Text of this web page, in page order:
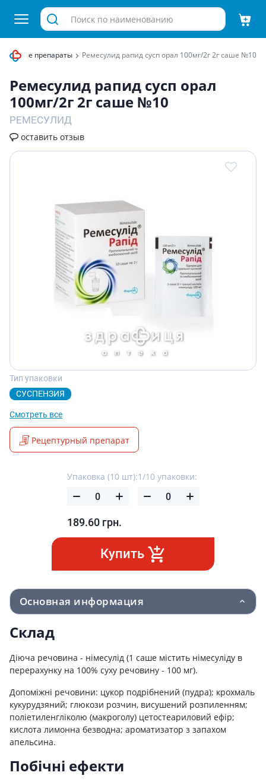
препараты Ремесулид рапид сусп орал 100мг/2г 2г саше №10
Ремесулид рапид сусп орал
100мг/2г 2г саше №10
РЕМЕСУЛИД
оставить отзыв
Тип упаковки
СУСПЕНЗИЯ
Смотреть все
Рецептурный препарат
Упаковка (10 шт):
189.60 грн.
1/10 упаковки:
Купить
Основная информация
Склад
Діюча речовина - німесулід (1 саше містить німесуліду в
перерахунку на 100% суху речовину - 100 мг).
Допоміжні речовини: цукор подрібнений (пудра); крохмаль
кукурудзяний; глюкози розчин, висушений розпиленням;
поліетиленгліколю (макроголу) цетостеариловий ефір;
кислота лимонна безводна; ароматизатор з запахом
апельсина.
Побічні ефекти